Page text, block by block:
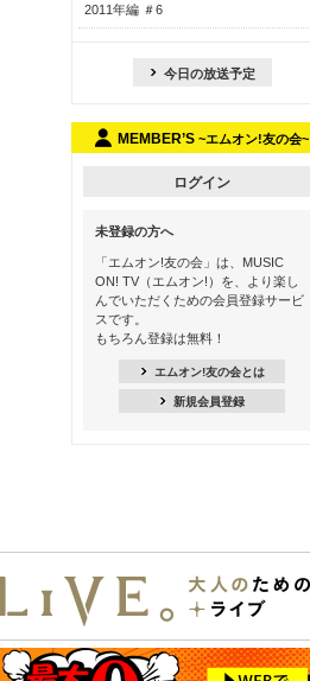
2011年編 ＃6
今も昔も愛される鉄板カラオケメドレ
ー【歌詞入り】 一挙5時間！
13:30
Apple Music カウントダウン 20
16:30
あのころK-POPヒッツ! 2018→2021年
18:30
M-ON! Countdown K
23:00
SUPER EIGHT特集
24:00
25:00
今日の放送予定
MEMBER’S ~エムオン!友の会~
ログイン
未登録の方へ
「エムオン!友の会」は、MUSIC
ON! TV（エムオン!）を、より楽し
んでいただくための会員登録サービ
スです。
もちろん登録は無料！
エムオン!友の会とは
新規会員登録